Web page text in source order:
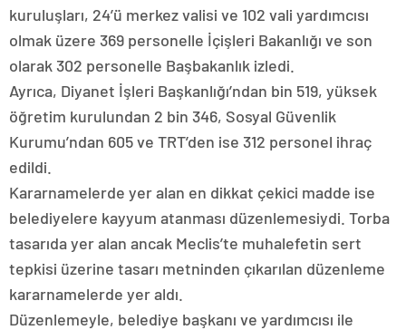
kuruluşları, 24’ü merkez valisi ve 102 vali yardımcısı
olmak üzere 369 personelle İçişleri Bakanlığı ve son
olarak 302 personelle Başbakanlık izledi.
Ayrıca, Diyanet İşleri Başkanlığı’ndan bin 519, yüksek
öğretim kurulundan 2 bin 346, Sosyal Güvenlik
Kurumu’ndan 605 ve TRT’den ise 312 personel ihraç
edildi.
Kararnamelerde yer alan en dikkat çekici madde ise
belediyelere kayyum atanması düzenlemesiydi. Torba
tasarıda yer alan ancak Meclis’te muhalefetin sert
tepkisi üzerine tasarı metninden çıkarılan düzenleme
kararnamelerde yer aldı.
Düzenlemeyle, belediye başkanı ve yardımcısı ile